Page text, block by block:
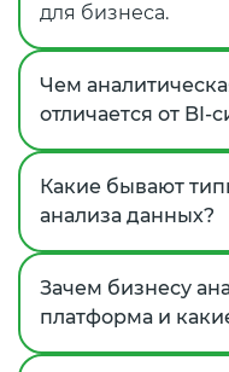
для бизнеса.
Чем
отличается от
Какие бывают
анализа данных?
Зачем бизнесу
платформа и